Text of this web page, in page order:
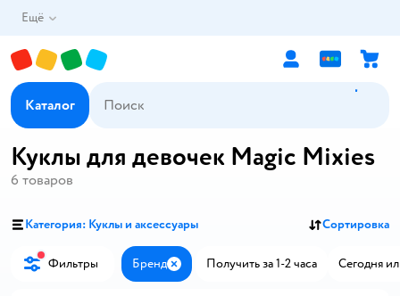
Ещё
Каталог
Куклы для девочек Magic Mixies
6 товаров
Категория: Куклы и аксессуары Сортировка
Фильтры Бренд ЗакрытьПолучить за 1-2 часа Сегодня